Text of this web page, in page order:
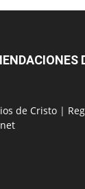
de Cristo |